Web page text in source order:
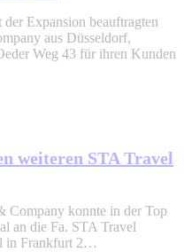
Expansion beauftragten
aus Düsseldorf,
Weg 43 für ihren Kunden
weiteren STA Travel
Company konnte in der Top
an die Fa. STA Travel
in Frankfurt 2…